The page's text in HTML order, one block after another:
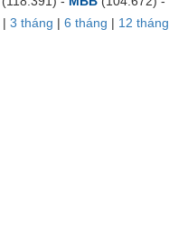
| 3 tháng | 6 tháng | 12 tháng